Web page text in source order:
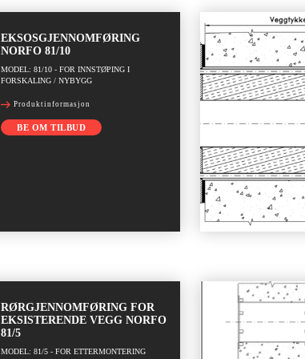
EKSOSGJENNOMFØRING
NORFO 81/10
MODEL: 81/10 - FOR INNSTØPING I
FORSKALING / NYBYGG
Produktinformasjon
BE OM TILBUD
RØRGJENNOMFØRING FOR
EKSISTERENDE VEGG NORFO
81/5
MODEL: 81/5 - FOR ETTERMONTERING